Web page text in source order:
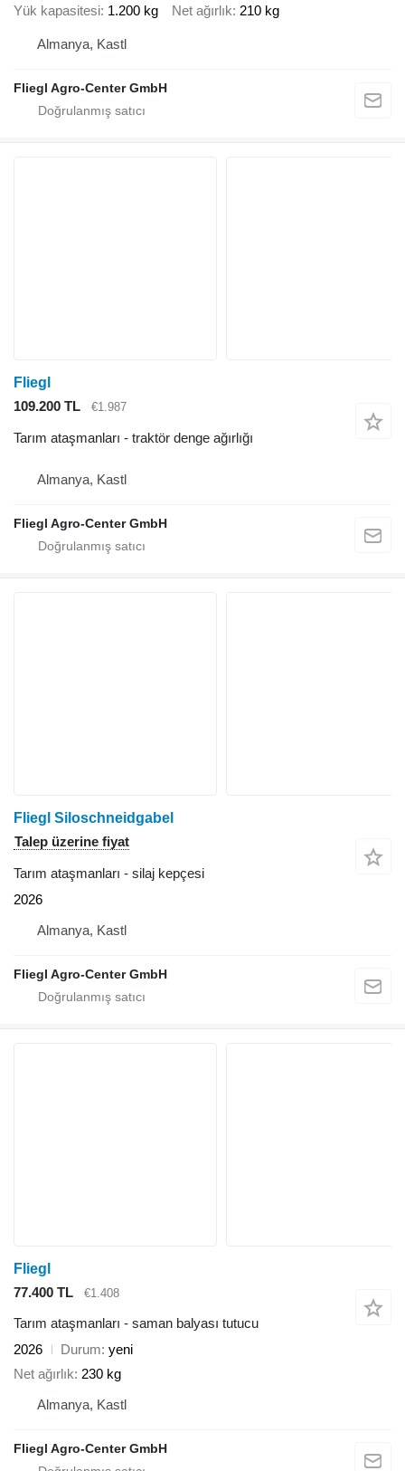
Yük kapasitesi 1.200 kg Net ağırlık 210 kg
Almanya, Kastl
Fliegl Agro-Center GmbH
Fliegl
109.200 TL
€1.987
Tarım ataşmanları - traktör denge ağırlığı
Almanya, Kastl
Fliegl Agro-Center GmbH
Fliegl Siloschneidgabel
Talep üzerine fiyat
Tarım ataşmanları - silaj kepçesi
2026
Almanya, Kastl
Fliegl Agro-Center GmbH
Fliegl
77.400 TL
€1.408
Tarım ataşmanları - saman balyası tutucu
2026
Durum yeni
Net ağırlık 230 kg
Almanya, Kastl
Fliegl Agro-Center GmbH